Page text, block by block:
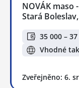
NOVÁK maso
Stará
35 000 –
Vhodné
Zveřejněno: 6.